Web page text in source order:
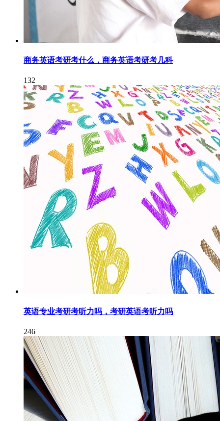
商务英语考研考什么，商务英语考研考几科
132
英语专业考研考听力吗，考研英语考听力吗
246